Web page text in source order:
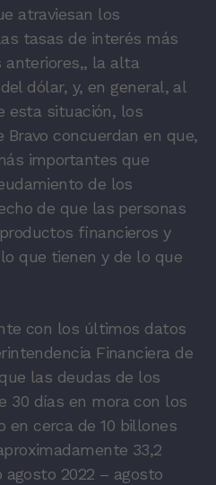
atraviesan los
tasas de interés más
anteriores,, la alta
dólar, y, en general, al
esta situación, los
concuerdan en que,
importantes que
de los
de que las personas
financieros y
que tienen y de lo que
con los últimos datos
Financiera de
las deudas de los
30 días en mora con los
en cerca de 10 billones
33,2
2022 – agosto